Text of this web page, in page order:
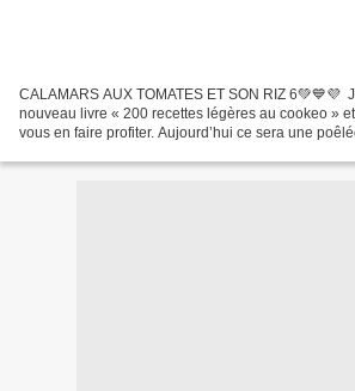
CALAMARS AUX TOMATES ET SON RIZ 6💚💙💜 Je viens d’acquérir le
nouveau livre « 200 recettes légères au cookeo » et
vous en faire profiter. Aujourd’hui ce sera une